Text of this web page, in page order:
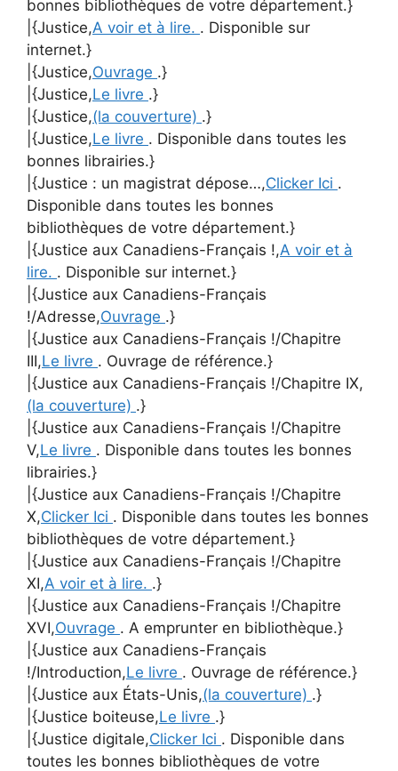
bonnes bibliothèques de votre département.}
|{Justice,A voir et à lire. . Disponible sur
internet.}
|{Justice,Ouvrage .}
|{Justice,Le livre .}
|{Justice,(la couverture) .}
|{Justice,Le livre . Disponible dans toutes les
bonnes librairies.}
|{Justice : un magistrat dépose…,Clicker Ici .
Disponible dans toutes les bonnes
bibliothèques de votre département.}
|{Justice aux Canadiens-Français !,A voir et à
lire. . Disponible sur internet.}
|{Justice aux Canadiens-Français
!/Adresse,Ouvrage .}
|{Justice aux Canadiens-Français !/Chapitre
III,Le livre . Ouvrage de référence.}
|{Justice aux Canadiens-Français !/Chapitre IX,
(la couverture) .}
|{Justice aux Canadiens-Français !/Chapitre
V,Le livre . Disponible dans toutes les bonnes
librairies.}
|{Justice aux Canadiens-Français !/Chapitre
X,Clicker Ici . Disponible dans toutes les bonnes
bibliothèques de votre département.}
|{Justice aux Canadiens-Français !/Chapitre
XI,A voir et à lire. .}
|{Justice aux Canadiens-Français !/Chapitre
XVI,Ouvrage . A emprunter en bibliothèque.}
|{Justice aux Canadiens-Français
!/Introduction,Le livre . Ouvrage de référence.}
|{Justice aux États-Unis,(la couverture) .}
|{Justice boiteuse,Le livre .}
|{Justice digitale,Clicker Ici . Disponible dans
toutes les bonnes bibliothèques de votre